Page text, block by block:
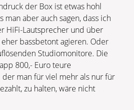
der Box ist etwas hohl
man aber auch sagen, dass ich
HiFi-Lautsprecher und über
bassbetont agieren. Oder
Studiomonitore. Die
800,- Euro teure
man für viel mehr als nur für
zu halten, wäre nicht